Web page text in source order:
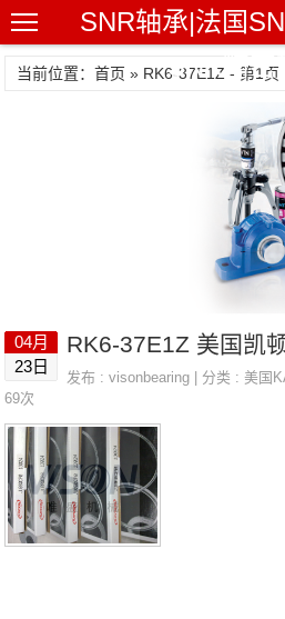
SNR轴承|法国
SNR精密
当前位置：首页 » RK6-37E1Z - 第1页
04月
23日
发布 :visonbearing | 分类 :美国
69次